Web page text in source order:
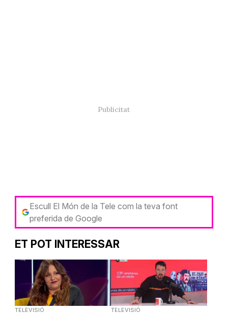
Escull El Món de la Tele com la teva font
preferida de Google
ET POT INTERESSAR
TELEVISIÓ TELEVISIÓ